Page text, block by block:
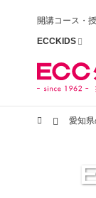
開講コース・
ECCKIDS
愛知